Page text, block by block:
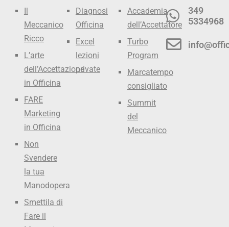
Il
Meccanico
Ricco
L’arte
dell’Accettazione
in Officina
FARE
Marketing
in Officina
Non
Svendere
la tua
Manodopera
Smettila di
Fare il
Diagnosi
Officina
Excel
lezioni
private
Accademia
dell’Accettatore
Turbo
Program
Marcatempo
consigliato
Summit
del
Meccanico
349
5334968